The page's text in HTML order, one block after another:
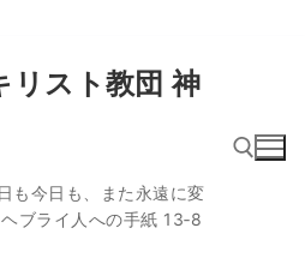
リスト教団 神
も今日も、また永遠に変
ブライ人への手紙 13‐8